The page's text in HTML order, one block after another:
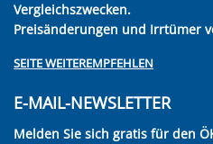
Vergleichszwecken.
Preisänderungen und Irrtümer
SEITE WEITEREMPFEHLEN
E-MAIL-NEWSLETTER
Melden Sie sich gratis für den